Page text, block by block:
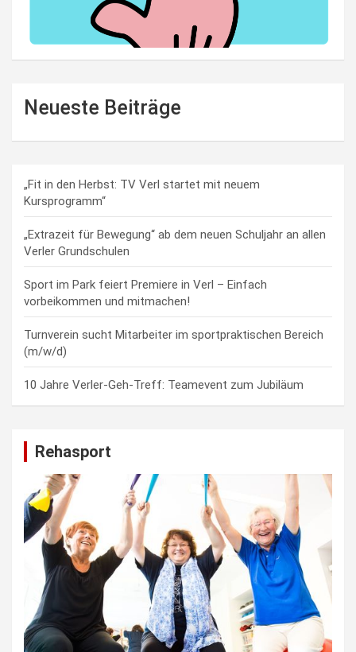
Neueste Beiträge
„Fit in den Herbst: TV Verl startet mit neuem
Kursprogramm“
„Extrazeit für Bewegung“ ab dem neuen Schuljahr an allen
Verler Grundschulen
Sport im Park feiert Premiere in Verl – Einfach
vorbeikommen und mitmachen!
Turnverein sucht Mitarbeiter im sportpraktischen Bereich
(m/w/d)
10 Jahre Verler-Geh-Treff: Teamevent zum Jubiläum
Rehasport